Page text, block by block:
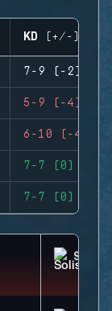
KD (+/-)
7-9 (-2)
5-9 (-4)
6-10 (-4)
7-7 (0)
7-7 (0)
SOLIS